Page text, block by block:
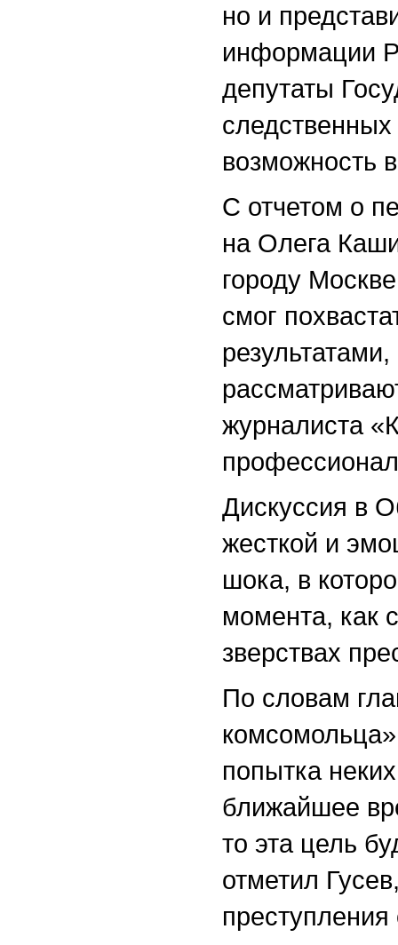
но и
информации
депутаты
возможность
С отчетом о
на Олега
городу
смог
журналиста
Дискуссия в
жесткой и
шока, в
момента, как
зверствах
По словам
попытка
ближайшее
то эта цель
отметил